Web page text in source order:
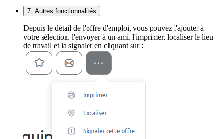
7. Autres fonctionnalités
Depuis le détail de l'offre d'emploi, vous pouvez l'ajouter à
votre sélection, l'envoyer à un ami, l'imprimer, localiser le lieu
de travail et la signaler en cliquant sur :